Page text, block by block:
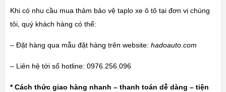
Khi có nhu cầu mua thảm bảo vệ taplo xe ô tô tại đơn vị chúng
tôi, quý khách hàng có thể:
– Đặt hàng qua mẫu đặt hàng trên website: hadoauto.com
– Liên hệ tới số hotline: 0976.256.096
* Cách thức giao hàng nhanh – thanh toán dễ dàng – tiện